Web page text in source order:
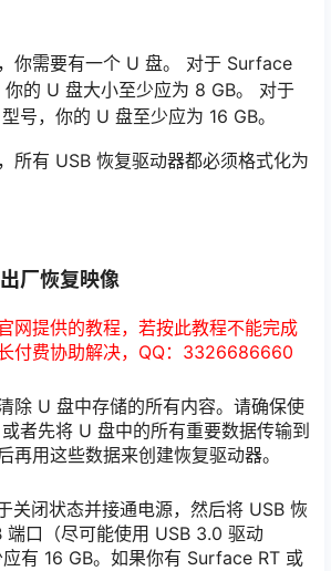
你需要有一个 U 盘。 对于 Surface
的 U 盘大小至少应为 8 GB。 对于
号，你的 U 盘至少应为 16 GB。
所有 USB 恢复驱动器都必须格式化为
厂恢复映像
网提供的教程，若按此教程不能完成
付费协助解决，QQ：3326686660
除 U 盘中存储的所有内容。请确保使
者先将 U 盘中的所有重要数据传输到
再用这些数据来创建恢复驱动器。
关闭状态并接通电源，然后将 USB 恢
端口（尽可能使用 USB 3.0 驱动
有 16 GB。如果你有 Surface RT 或